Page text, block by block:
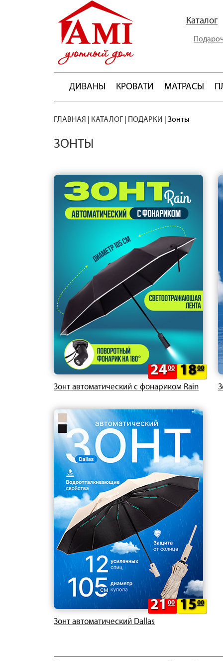
Каталог
ДИВАНЫ КРОВАТИ МАТРАСЫ
ГЛАВНАЯ КАТАЛОГ ПОДАРКИ Зонты
ЗОНТЫ
Зонт автоматический с фонариком Rain
2400 1800
Зонт автоматический Dallas
21 00 1500